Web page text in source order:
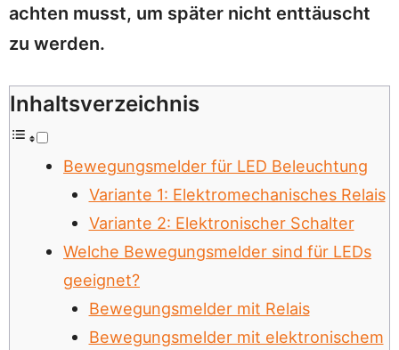
achten musst, um später nicht enttäuscht
zu werden.
Inhaltsverzeichnis
Bewegungsmelder für LED Beleuchtung
Variante 1: Elektromechanisches Relais
Variante 2: Elektronischer Schalter
Welche Bewegungsmelder sind für LEDs
geeignet?
Bewegungsmelder mit Relais
Bewegungsmelder mit elektronischem